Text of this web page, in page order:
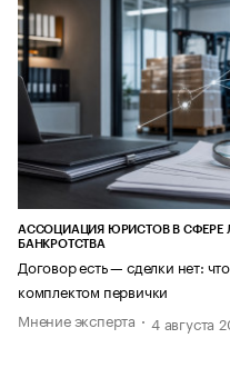
АССОЦИАЦИЯ ЮРИСТОВ В СФЕРЕ
БАНКРОТСТВА
Договор есть — сделки нет:
комплектом первички
Мнение эксперта
4 августа